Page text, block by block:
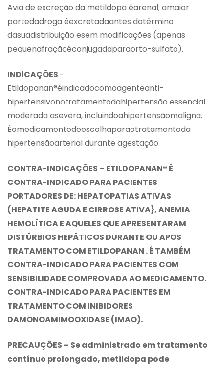
Avia de excreção da metildopa éarenal; amaior
partedadroga éexcretadaantes dotérmino
dasuadistribuição esem modificações (apenas
pequenafraçãoéconjugadaparaorto-sulfato).
INDlCAÇÕES -
Etildopanan®éindicadocomoagenteanti-
hipertensivonotratamentodahipertensão essencial
moderada asevera, incluindoahipertensãomaligna.
Éomedicamentodeescolhaparaotratamentoda
hipertensãoarterial durante agestação.
CONTRA-INDICAÇÕES – ETILDOPANAN® É
CONTRA-INDICADO PARA PACIENTES
PORTADORES DE: HEPATOPATIAS ATIVAS
(HEPATITE AGUDA E CIRROSE ATIVA}, ANEMIA
HEMOLÍTICA E AQUELES QUE APRESENTARAM
DISTÚRBIOS HEPÁTICOS DURANTE OU APOS
TRATAMENTO COM ETILDOPANAN . É TAMBÉM
CONTRA-INDICADO PARA PACIENTES COM
SENSIBILIDADE COMPROVADA AO MEDICAMENTO.
CONTRA-INDICADO PARA PACIENTES EM
TRATAMENTO COM INIBIDORES
DAMONOAMIMOOXIDASE (IMAO).
PRECAUÇÕES – Se administrado em tratamento
contínuo prolongado, metildopa pode